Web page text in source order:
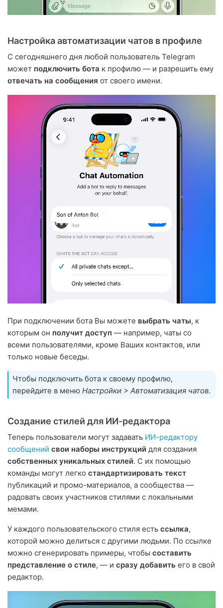
Настройка автоматизации чатов в профиле
С сегодняшнего дня любой пользователь Telegram
может подключить бота к профилю — и разрешить ему
отвечать на сообщения от своего имени.
При подключении бота Вы можете выбрать чаты, к
которым он получит доступ — например, чаты со
всеми пользователями, кроме Ваших контактов, или
только новые беседы.
Чтобы подключить бота к своему профилю,
перейдите в меню Настройки > Автоматизация чатов.
Создание стилей для ИИ-редактора
Теперь пользователи могут задавать ИИ-редактору
сообщений свои наборы инструкций для создания
собственных уникальных стилей. С их помощью
команды могут легко стандартизировать текст
публикаций и промо-материалов, а сообщества —
радовать своих участников стилями с локальными
мемами.
У каждого пользовательского стиля есть ссылка,
которой можно делиться с другими людьми. По ссылке
можно сгенерировать примеры, чтобы составить
представление о стиле, — и сразу добавить его в свой
редактор.